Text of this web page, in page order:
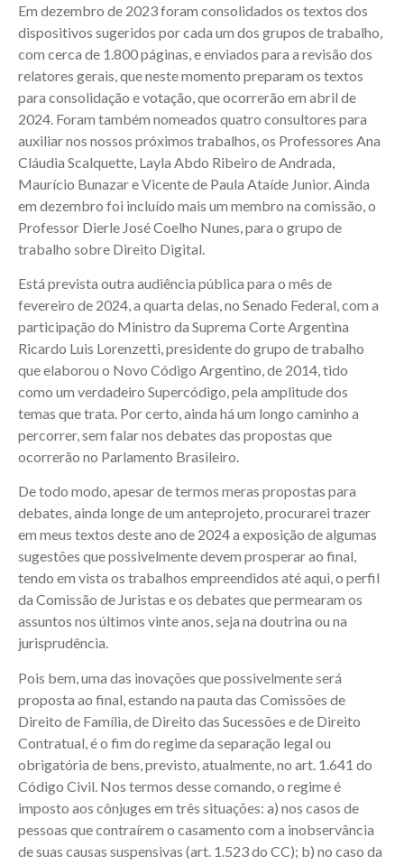
Em dezembro de 2023 foram consolidados os textos dos
dispositivos sugeridos por cada um dos grupos de trabalho,
com cerca de 1.800 páginas, e enviados para a revisão dos
relatores gerais, que neste momento preparam os textos
para consolidação e votação, que ocorrerão em abril de
2024. Foram também nomeados quatro consultores para
auxiliar nos nossos próximos trabalhos, os Professores Ana
Cláudia Scalquette, Layla Abdo Ribeiro de Andrada,
Maurício Bunazar e Vicente de Paula Ataíde Junior. Ainda
em dezembro foi incluído mais um membro na comissão, o
Professor Dierle José Coelho Nunes, para o grupo de
trabalho sobre Direito Digital.
Está prevista outra audiência pública para o mês de
fevereiro de 2024, a quarta delas, no Senado Federal, com a
participação do Ministro da Suprema Corte Argentina
Ricardo Luis Lorenzetti, presidente do grupo de trabalho
que elaborou o Novo Código Argentino, de 2014, tido
como um verdadeiro Supercódigo, pela amplitude dos
temas que trata. Por certo, ainda há um longo caminho a
percorrer, sem falar nos debates das propostas que
ocorrerão no Parlamento Brasileiro.
De todo modo, apesar de termos meras propostas para
debates, ainda longe de um anteprojeto, procurarei trazer
em meus textos deste ano de 2024 a exposição de algumas
sugestões que possivelmente devem prosperar ao final,
tendo em vista os trabalhos empreendidos até aqui, o perfil
da Comissão de Juristas e os debates que permearam os
assuntos nos últimos vinte anos, seja na doutrina ou na
jurisprudência.
Pois bem, uma das inovações que possivelmente será
proposta ao final, estando na pauta das Comissões de
Direito de Família, de Direito das Sucessões e de Direito
Contratual, é o fim do regime da separação legal ou
obrigatória de bens, previsto, atualmente, no art. 1.641 do
Código Civil. Nos termos desse comando, o regime é
imposto aos cônjuges em três situações: a) nos casos de
pessoas que contraírem o casamento com a inobservância
de suas causas suspensivas (art. 1.523 do CC); b) no caso da